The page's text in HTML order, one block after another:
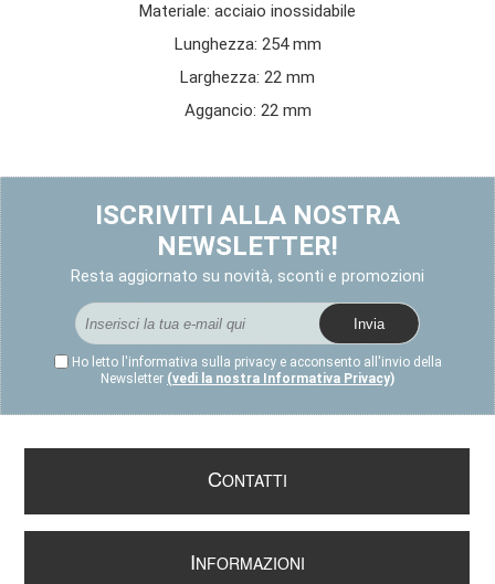
Materiale: acciaio inossidabile
Lunghezza: 254 mm
Larghezza: 22 mm
Aggancio: 22 mm
ISCRIVITI ALLA NOSTRA
NEWSLETTER!
Resta aggiornato su novità, sconti e promozioni
Ho letto l'informativa sulla privacy e acconsento all'invio della
Newsletter (vedi la nostra Informativa Privacy)
CONTATTI
NFORMAZIONI